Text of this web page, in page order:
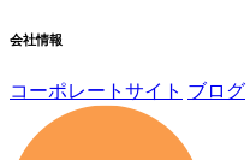
会社情報
コーポレートサイト ブログ